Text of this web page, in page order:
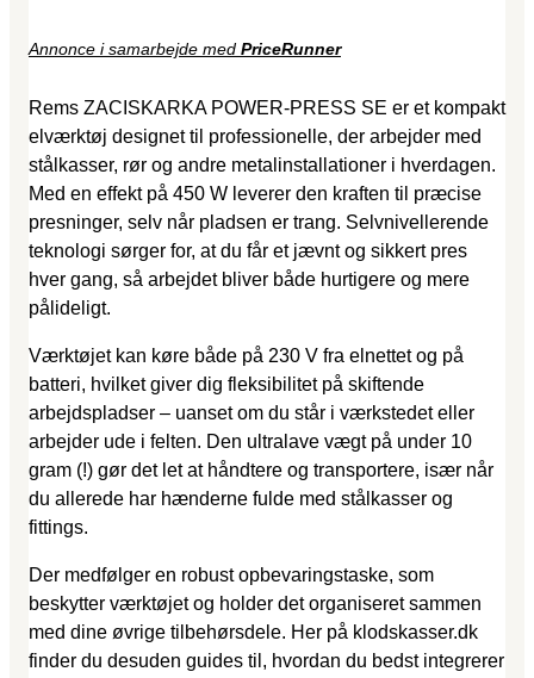
Annonce i samarbejde med PriceRunner
Rems ZACISKARKA POWER-PRESS SE er et kompakt
elværktøj designet til professionelle, der arbejder med
stålkasser, rør og andre metalinstallationer i hverdagen.
Med en effekt på 450 W leverer den kraften til præcise
presninger, selv når pladsen er trang. Selvnivellerende
teknologi sørger for, at du får et jævnt og sikkert pres
hver gang, så arbejdet bliver både hurtigere og mere
pålideligt.
Værktøjet kan køre både på 230 V fra elnettet og på
batteri, hvilket giver dig fleksibilitet på skiftende
arbejdspladser – uanset om du står i værkstedet eller
arbejder ude i felten. Den ultralave vægt på under 10
gram (!) gør det let at håndtere og transportere, især når
du allerede har hænderne fulde med stålkasser og
fittings.
Der medfølger en robust opbevaringstaske, som
beskytter værktøjet og holder det organiseret sammen
med dine øvrige tilbehørsdele. Her på klodskasser.dk
finder du desuden guides til, hvordan du bedst integrerer